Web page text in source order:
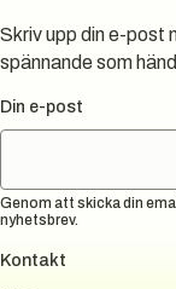
Skriv upp din e-post
spännande som
Din e-post
Genom att skicka din
nyhetsbrev.
Kontakt